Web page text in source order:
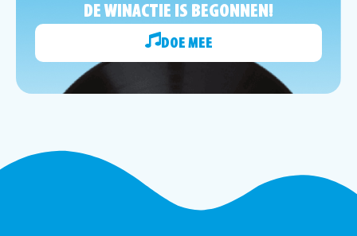
DE WINACTIE IS BEGONNEN!
DOE MEE